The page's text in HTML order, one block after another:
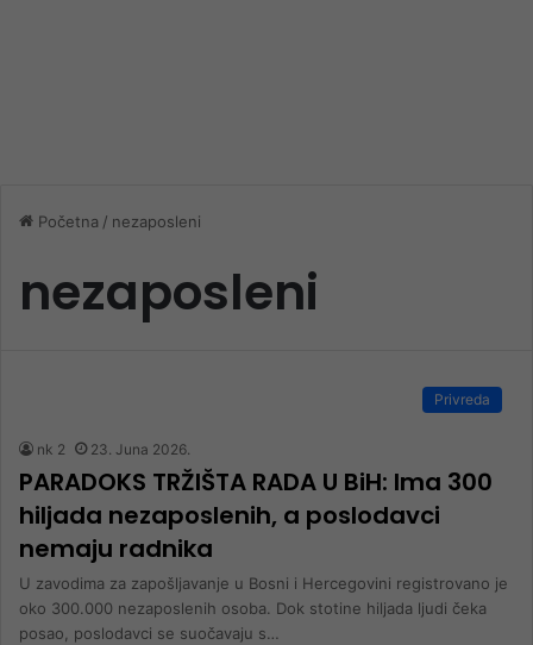
Početna / nezaposleni
nezaposleni
Privreda
nk 2 23. Juna 2026.
PARADOKS TRŽIŠTA RADA U BiH: Ima 300
hiljada nezaposlenih, a poslodavci
nemaju radnika
U zavodima za zapošljavanje u Bosni i Hercegovini registrovano je
oko 300.000 nezaposlenih osoba. Dok stotine hiljada ljudi čeka
posao, poslodavci se suočavaju s…